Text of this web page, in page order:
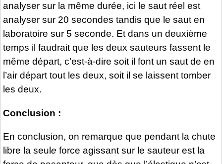
analyser sur la même durée, ici le saut réel est
analyser sur 20 secondes tandis que le saut en
laboratoire sur 5 seconde. Et dans un deuxième
temps il faudrait que les deux sauteurs fassent le
même départ, c’est-à-dire soit il font un saut de en
l’air départ tout les deux, soit il se laissent tomber
les deux.
Conclusion :
En conclusion, on remarque que pendant la chute
libre la seule force agissant sur le sauteur est la